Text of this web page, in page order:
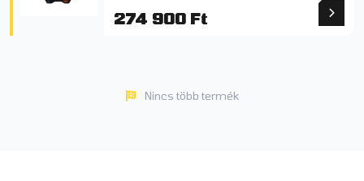
274 900 Ft
Nincs több termék